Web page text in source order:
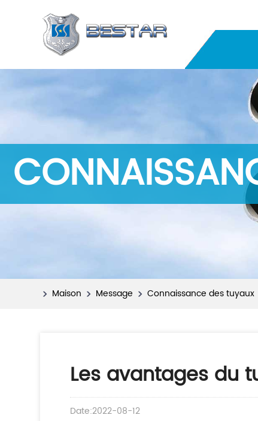
Maison Message Connaissance des tuyaux
Les avantages du
Date:2022-08-12